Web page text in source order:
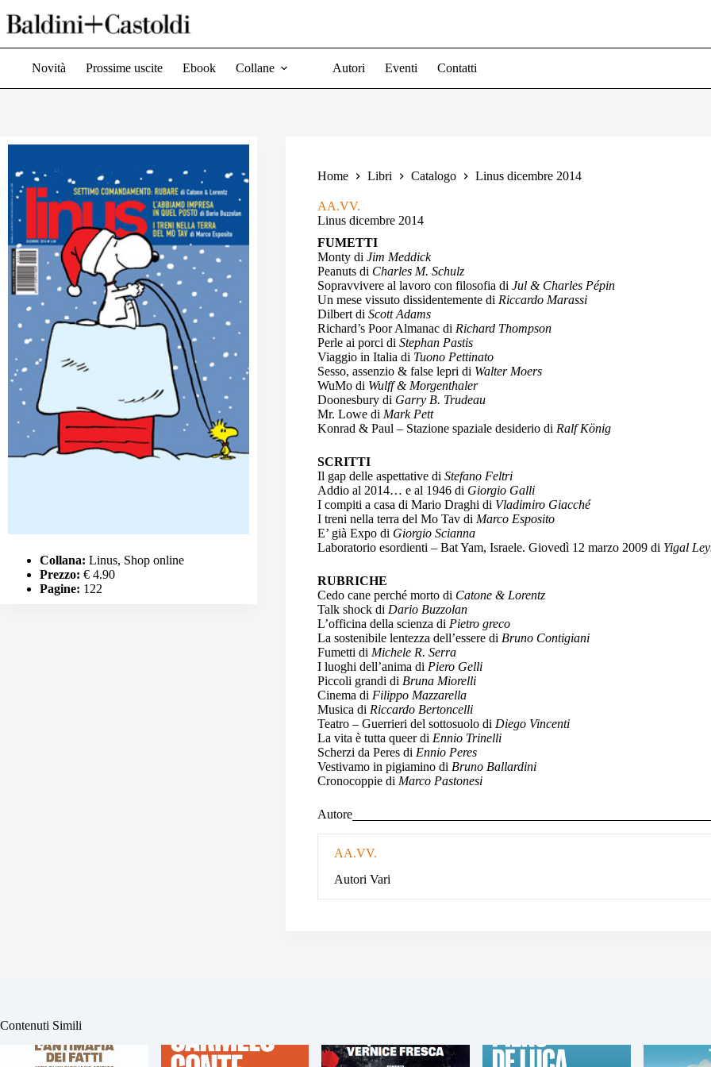
al
contenuto
Novità Prossime uscite Ebook Collane Autori Eventi Contatti
Home Libri Catalogo Linus dicembre 2014
AA.VV.
Linus dicembre 2014
FUMETTI
Monty di Jim Meddick
Peanuts di Charles M. Schulz
Sopravvivere al lavoro con filosofia di Jul & Charles Pépin
Un mese vissuto dissidentemente di Riccardo Marassi
Dilbert di Scott Adams
Richard’s Poor Almanac di Richard Thompson
Perle ai porci di Stephan Pastis
Viaggio in Italia di Tuono Pettinato
Sesso, assenzio & false lepri di Walter Moers
WuMo di Wulff & Morgenthaler
Doonesbury di Garry B. Trudeau
Mr. Lowe di Mark Pett
Konrad & Paul – Stazione spaziale desiderio di Ralf König
SCRITTI
Il gap delle aspettative di Stefano Feltri
Addio al 2014… e al 1946 di Giorgio Galli
I compiti a casa di Mario Draghi di Vladimiro Giacché
I treni nella terra del Mo Tav di Marco Esposito
E’ già Expo di Giorgio Scianna
Laboratorio esordienti – Bat Yam, Israele. Giovedì 12 marzo 2009 di Yigal
RUBRICHE
Cedo cane perché morto di Catone & Lorentz
Talk shock di Dario Buzzolan
L’officina della scienza di Pietro greco
La sostenibile lentezza dell’essere di Bruno Contigiani
Fumetti di Michele R. Serra
I luoghi dell’anima di Piero Gelli
Piccoli grandi di Bruna Miorelli
Cinema di Filippo Mazzarella
Musica di Riccardo Bertoncelli
Teatro – Guerrieri del sottosuolo di Diego Vincenti
La vita è tutta queer di Ennio Trinelli
Scherzi da Peres di Ennio Peres
Vestivamo in pigiamino di Bruno Ballardini
Cronocoppie di Marco Pastonesi
Autore
AA.VV.
Autori Vari
Collana: Linus, Shop online
Prezzo: € 4.90
Pagine: 122
Contenuti Simili